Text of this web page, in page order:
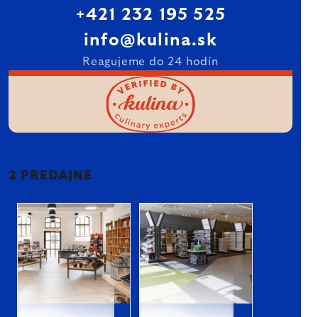
+421 232 195 525
info@kulina.sk
Reagujeme do 24 hodín
2 PREDAJNE